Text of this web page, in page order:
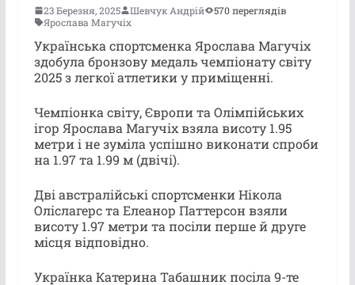
23 Березня, 2025 Шевчук Андрій
570 переглядів
Ярослава Магучіх
Українська спортсменка Ярослава Магучіх
здобула бронзову медаль чемпіонату світу
2025 з легкої атлетики у приміщенні.
Чемпіонка світу, Європи та Олімпійських
ігор Ярослава Магучіх взяла висоту 1.95
метри і не зуміла успішно виконати спроби
на 1.97 та 1.99 м (двічі).
Дві австралійські спортсменки Нікола
Оліслагерс та Елеанор Паттерсон взяли
висоту 1.97 метри та посіли перше й друге
місця відповідно.
Українка Катерина Табашник посіла 9-те